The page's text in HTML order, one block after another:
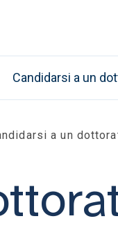
Candidarsi a un
a un